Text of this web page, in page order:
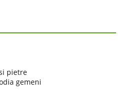
pietre
gemeni